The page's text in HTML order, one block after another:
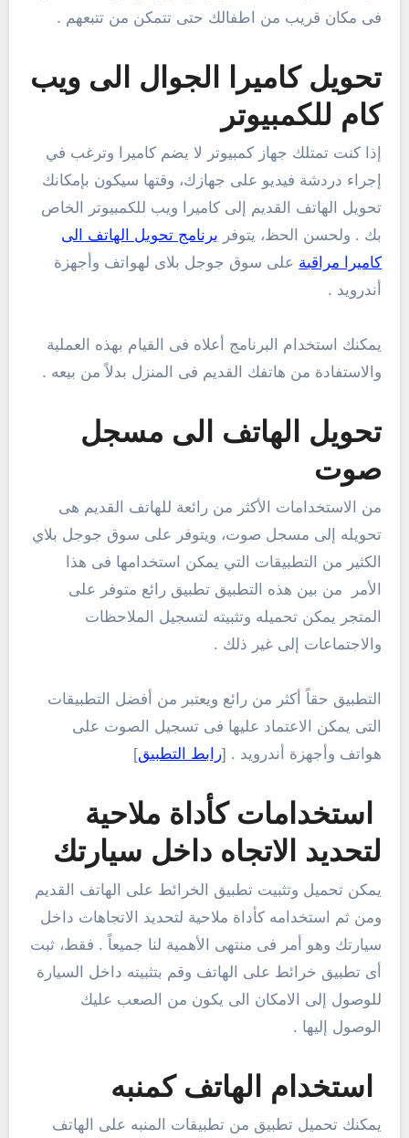
فى مكان قريب من اطفالك حتى تتمكن من تتبعهم .
تحويل كاميرا الجوال الى ويب
كام للكمبيوتر
إذا كنت تمتلك جهاز كمبيوتر لا يضم كاميرا وترغب في
إجراء دردشة فيديو على جهازك، وقتها سيكون بإمكانك
تحويل الهاتف القديم إلى كاميرا ويب للكمبيوتر الخاص
بك . ولحسن الحظ، يتوفر برنامج تحويل الهاتف الى
كاميرا مراقبة على سوق جوجل بلاى لهواتف وأجهزة
أندرويد .
يمكنك استخدام البرنامج أعلاه فى القيام بهذه العملية
والاستفادة من هاتفك القديم فى المنزل بدلاً من بيعه .
تحويل الهاتف الى مسجل
صوت
من الاستخدامات الأكثر من رائعة للهاتف القديم هى
تحويله إلى مسجل صوت، ويتوفر على سوق جوجل بلاي
الكثير من التطبيقات التي يمكن استخدامها فى هذا
الأمر من بين هذه التطبيق تطبيق رائع متوفر على
المتجر يمكن تحميله وتثبيته لتسجيل الملاحظات
والاجتماعات إلى غير ذلك .
التطبيق حقاً أكثر من رائع ويعتبر من أفضل التطبيقات
التى يمكن الاعتماد عليها فى تسجيل الصوت على
هواتف وأجهزة أندرويد . [رابط التطبيق]
استخدامات كأداة ملاحية
لتحديد الاتجاه داخل سيارتك
يمكن تحميل وتثبيت تطبيق الخرائط على الهاتف القديم
ومن ثم استخدامه كأداة ملاحية لتحديد الاتجاهات داخل
سيارتك وهو أمر فى منتهى الأهمية لنا جميعاً . فقط، ثبت
أى تطبيق خرائط على الهاتف وقم بتثبيته داخل السيارة
للوصول إلى الامكان الى يكون من الصعب عليك
الوصول إليها .
استخدام الهاتف كمنبه
يمكنك تحميل تطبيق من تطبيقات المنبه على الهاتف